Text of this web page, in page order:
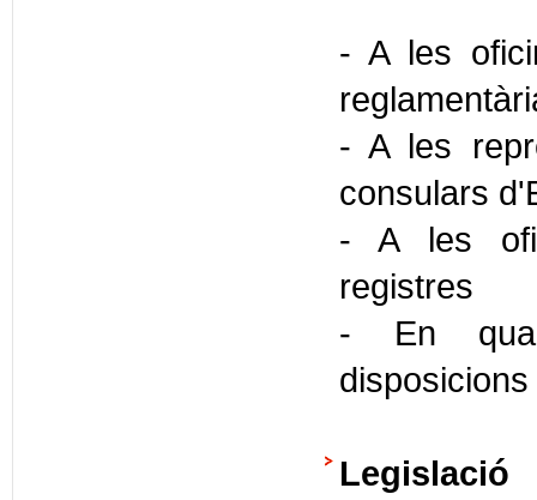
- A les
- A les
consulars
- A les
registres
- En
Legislació